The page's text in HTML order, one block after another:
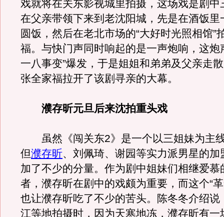
戏就将在关东影视城里拍摄，这场戏是剧中
在父亲带领下来到老沈阳城，先是在酒饭里
圆饭，然后在老北市场的“大好时光照相馆”
福。与快门声同时响起的是一声炮响，这炮
一八事变”爆发，于是姐姐和弟弟及父亲走
张全家福拉开了该剧寻亲的大幕。
濮存昕元旦后来沈拍重头戏
虽然《闯关东2》是一个以三姐妹为主
但濮存昕、刘佩琦、谢园等实力派男星的加
加了不少的分量。作为剧中姐妹们相继爱慕
者，濮存昕在剧中的戏颇为重要，而这个“
也让濮存昕吃了不少的苦头。陈冬冬介绍说
江等地拍摄时，因为天寒地冻，濮存昕有一